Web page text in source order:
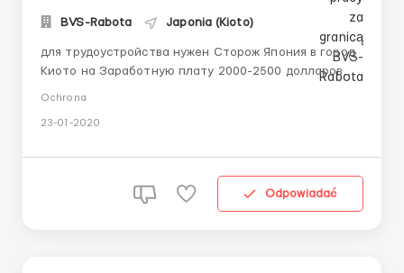
BVS-Rabota Japonia (Kioto)
для трудоустройства нужен Сторож Япония в город
Киото на Заработную плату 2000-2500 долларов
требуется минимальный уровень английский, без
Ochrona
23-01-2020
Odpowiadać